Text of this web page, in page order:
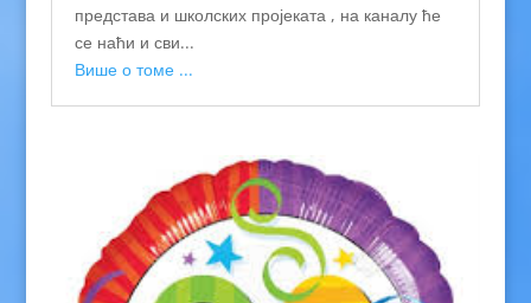
представа и школских пројеката , на каналу ће
се наћи и сви...
Више о томе ...